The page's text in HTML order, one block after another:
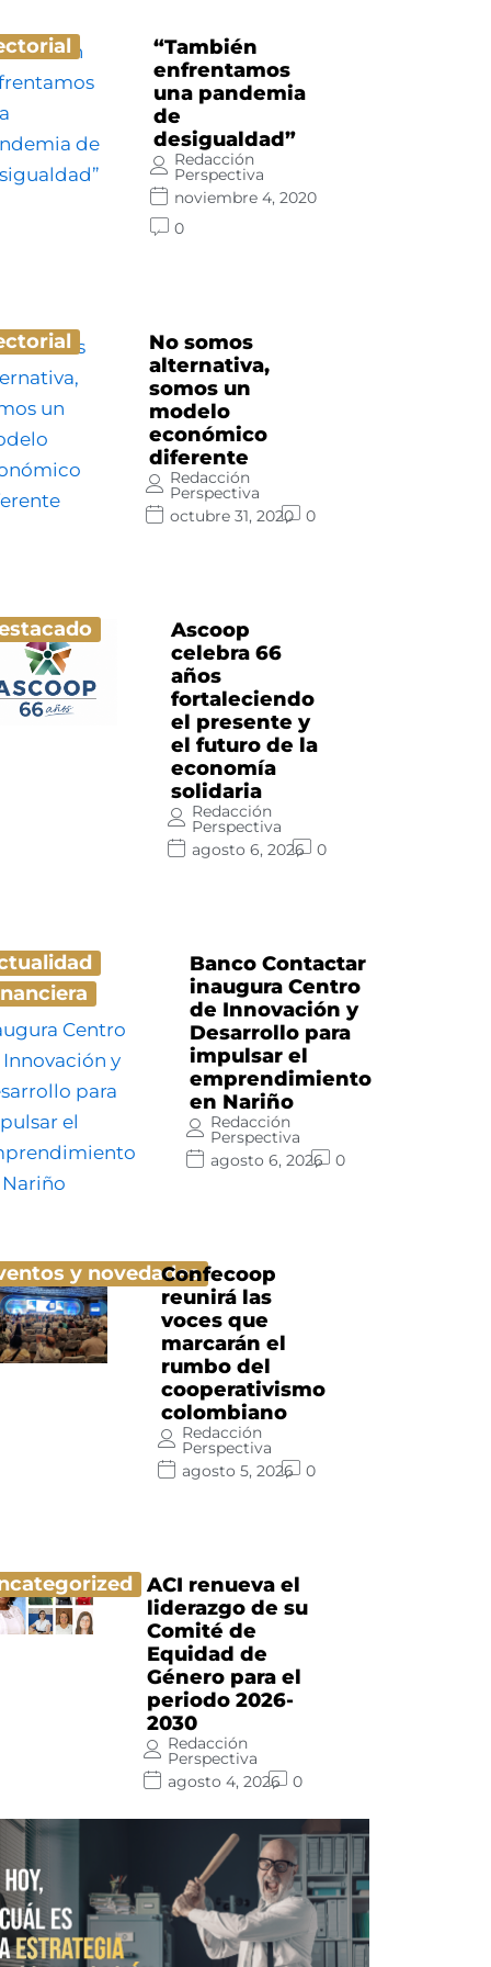
“También
enfrentamos
una pandemia
de
desigualdad”
Redacción
Perspectiva
noviembre 4, 2020
0
No somos
alternativa,
somos un
modelo
económico
diferente
Redacción
Perspectiva
octubre 31, 2020
0
Ascoop
celebra 66
años
fortaleciendo
el presente y
el futuro de la
economía
solidaria
Redacción
Perspectiva
agosto 6, 2026
0
Banco Contactar
inaugura Centro
de Innovación y
Desarrollo para
impulsar el
emprendimiento
en Nariño
Redacción
Perspectiva
agosto 6, 2026
0
y novedadesConfecoop
reunirá las
voces que
marcarán el
rumbo del
cooperativismo
colombiano
Redacción
Perspectiva
agosto 5, 2026
0
ACI renueva el
liderazgo de su
Comité de
Equidad de
Género para el
periodo 2026-
2030
Redacción
Perspectiva
agosto 4, 2026
0